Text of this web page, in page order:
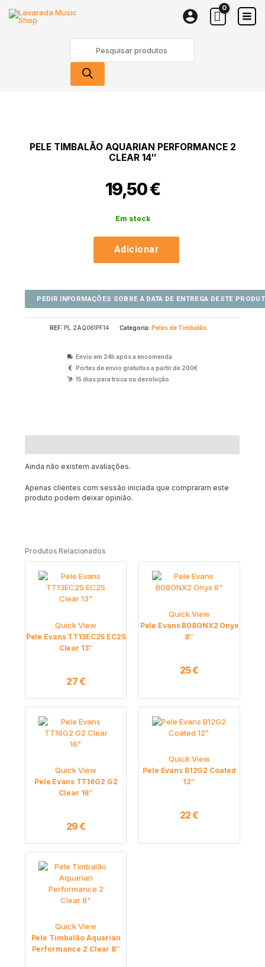
search
PELE TIMBALÃO AQUARIAN PERFORMANCE 2
CLEAR 14″
19,50€
Em stock
Timbalão
Aquarian
Adicionar
REF: PL.2AQ061PF14 Categoria: Peles de Timbalão
Envio em 24h após a encomenda
Portes de envio gratuitos a partir de 200€
15 dias para troca ou devolução
Ainda não existem avaliações.
Apenas clientes com sessão iniciada que compraram este
produto podem deixar opinião.
Produtos Relacionados
Quick View
Pele Evans TT13EC2S EC2S
Clear 13″
27€
Quick View
Pele Evans B08ONX2 Onyx
8″
25€
Quick View
Pele Evans TT16G2 G2
Clear 16″
29€
Quick View
Pele Evans B12G2 Coated
12″
22€
Quick View
Pele Timbalão Aquarian
Performance 2 Clear 8″
Aquarian
Performance